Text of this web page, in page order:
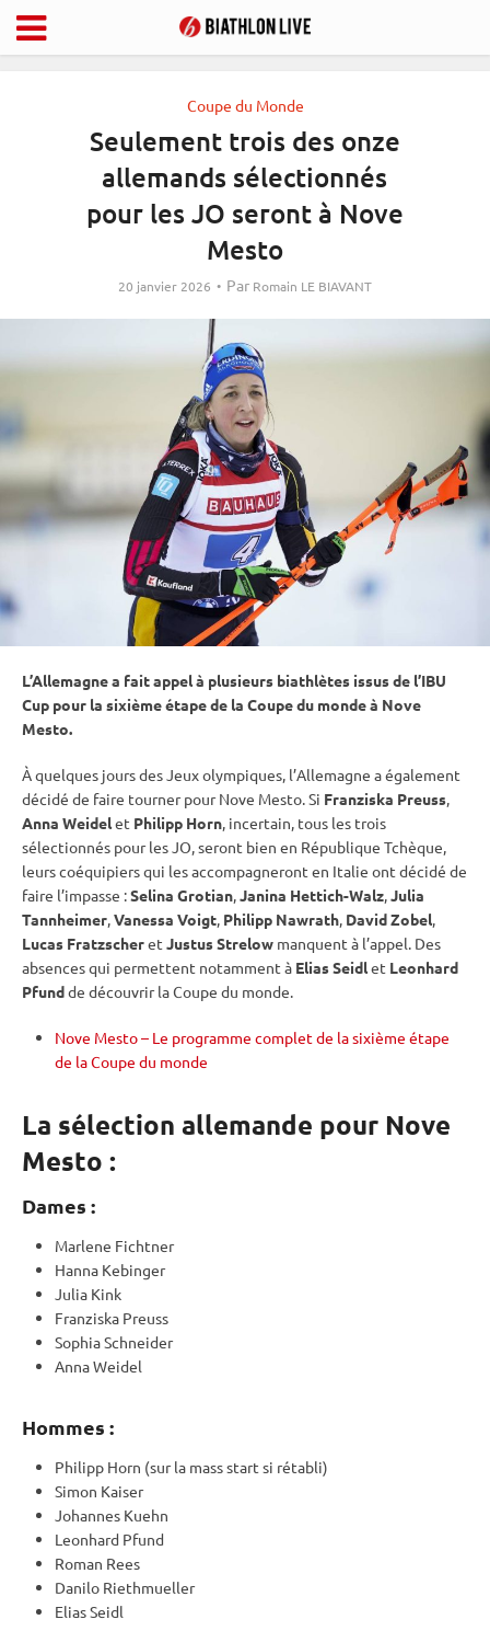
Coupe du Monde
Seulement trois des onze
allemands sélectionnés
pour les JO seront à Nove
Mesto
20 janvier 2026 Par Romain LE BIAVANT
L’Allemagne a fait appel à plusieurs biathlètes issus de l’IBU
Cup pour la sixième étape de la Coupe du mondeà Nove
Mesto.
À quelques jours desJeux olympiques, l’Allemagne a également
décidé de faire tourner pour Nove Mesto. Si Franziska Preuss,
Anna Weidelet Philipp Horn, incertain, tous les trois
sélectionnés pour les JO, seront bien en République Tchèque,
leurs coéquipiers qui les accompagneront en Italie ont décidé de
faire l’impasse :Selina Grotian,Janina Hettich-Walz,Julia
Tannheimer,Vanessa Voigt, Philipp Nawrath, David Zobel,
Lucas Fratzscheret Justus Strelow manquent à l’appel. Des
absences qui permettent notamment à Elias Seidlet Leonhard
Pfundde découvrir laCoupe du monde.
Nove Mesto – Le programme complet de la sixième étape
de la Coupe du monde
La sélection allemande pour Nove
Mesto :
Dames :
Marlene Fichtner
Hanna Kebinger
Julia Kink
Franziska Preuss
Sophia Schneider
Anna Weidel
Hommes :
Philipp Horn (sur la mass start si rétabli)
Simon Kaiser
Johannes Kuehn
Leonhard Pfund
Roman Rees
Danilo Riethmueller
Elias Seidl